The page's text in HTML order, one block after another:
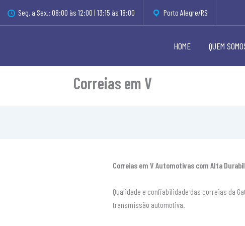
Seg. a Sex.: 08:00 às 12:00 | 13:15 às 18:00 Porto Alegre/RS
HOME QUEM
Correias em V
Correias em V Automotivas com Alta
Qualidade e confiabilidade das correias da
transmissão automotiva.